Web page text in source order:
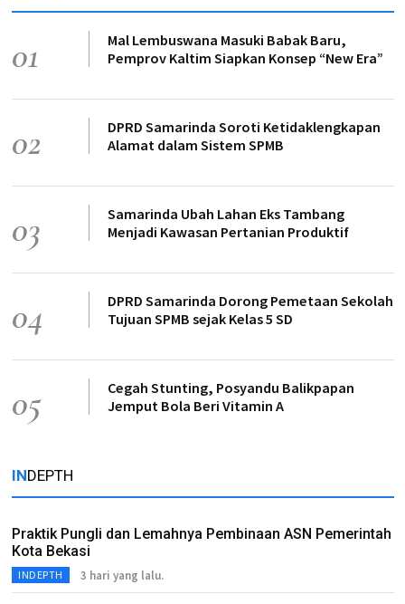
01
Mal Lembuswana Masuki Babak Baru,
Pemprov Kaltim Siapkan Konsep “New Era”
02
DPRD Samarinda Soroti Ketidaklengkapan
Alamat dalam Sistem SPMB
03
Samarinda Ubah Lahan Eks Tambang
Menjadi Kawasan Pertanian Produktif
04
DPRD Samarinda Dorong Pemetaan Sekolah
Tujuan SPMB sejak Kelas 5 SD
05
Cegah Stunting, Posyandu Balikpapan
Jemput Bola Beri Vitamin A
INDEPTH
Praktik Pungli dan Lemahnya Pembinaan ASN Pemerintah
Kota Bekasi
INDEPTH 3 hari yang lalu.